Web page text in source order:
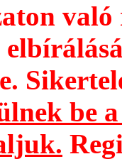
való
be